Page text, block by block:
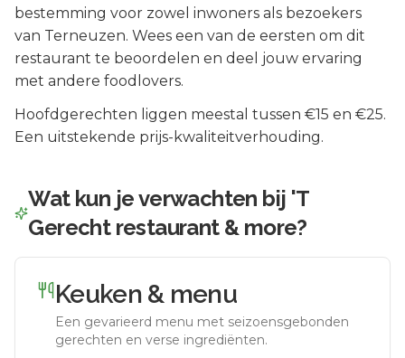
bestemming voor zowel inwoners als bezoekers
van Terneuzen. Wees een van de eersten om dit
restaurant te beoordelen en deel jouw ervaring
met andere foodlovers.
Hoofdgerechten liggen meestal tussen €15 en €25.
Een uitstekende prijs-kwaliteitverhouding.
Wat kun je verwachten bij 'T
Gerecht restaurant & more?
Keuken & menu
Een gevarieerd menu met seizoensgebonden
gerechten en verse ingrediënten.